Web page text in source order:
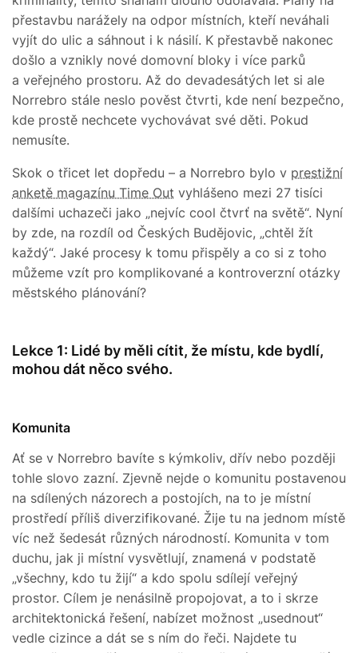
přestavbu narážely na odpor místních, kteří neváhali
vyjít do ulic a sáhnout i k násilí. K přestavbě nakonec
došlo a vznikly nové domovní bloky i více parků
a veřejného prostoru. Až do devadesátých let si ale
Norrebro stále neslo pověst čtvrti, kde není bezpečno,
kde prostě nechcete vychovávat své děti. Pokud
nemusíte.
Skok o třicet let dopředu – a Norrebro bylo v prestižní
anketě magazínu Time Out vyhlášeno mezi 27 tisíci
dalšími uchazeči jako „nejvíc cool čtvrť na světě“. Nyní
by zde, na rozdíl od Českých Budějovic, „chtěl žít
každý“. Jaké procesy k tomu přispěly a co si z toho
můžeme vzít pro komplikované a kontroverzní otázky
městského plánování?
Lekce 1: Lidé by měli cítit, že místu, kde bydlí,
mohou dát něco svého.
Komunita
Ať se v Norrebro bavíte s kýmkoliv, dřív nebo později
tohle slovo zazní. Zjevně nejde o komunitu postavenou
na sdílených názorech a postojích, na to je místní
prostředí příliš diverzifikované. Žije tu na jednom místě
víc než šedesát různých národností. Komunita v tom
duchu, jak ji místní vysvětlují, znamená v podstatě
„všechny, kdo tu žijí“ a kdo spolu sdílejí veřejný
prostor. Cílem je nenásilně propojovat, a to i skrze
architektonická řešení, nabízet možnost „usednout“
vedle cizince a dát se s ním do řeči. Najdete tu